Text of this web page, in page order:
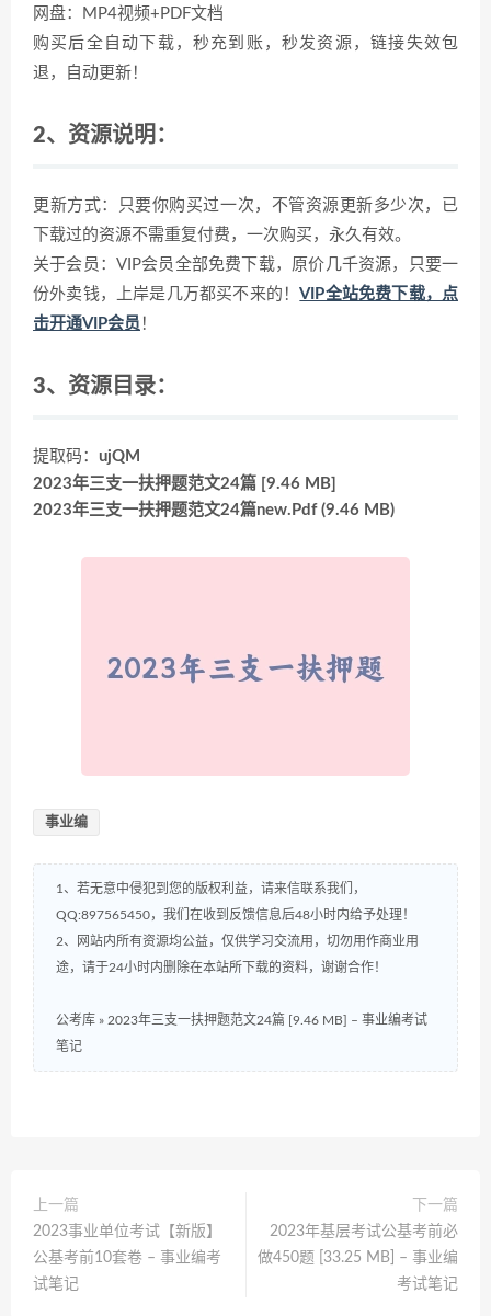
网盘：MP4视频+PDF文档
购买后全自动下载，秒充到账，秒发资源，链接失效包
退，自动更新！
2、资源说明：
更新方式：只要你购买过一次，不管资源更新多少次，已
下载过的资源不需重复付费，一次购买，永久有效。
关于会员：VIP会员全部免费下载，原价几千资源，只要一
份外卖钱，上岸是几万都买不来的！VIP全站免费下载，点
击开通VIP会员 ！
3、资源目录：
提取码： ujQM
2023年三支一扶押题范文24篇 [9.46 MB]
2023年三支一扶押题范文24篇new.Pdf (9.46 MB)
事业编
1、若无意中侵犯到您的版权利益，请来信联系我们，
QQ:897565450，我们在收到反馈信息后48小时内给予处理！
2、网站内所有资源均公益，仅供学习交流用，切勿用作商业用
途，请于24小时内删除在本站所下载的资料，谢谢合作！
公考库 » 2023年三支一扶押题范文24篇 [9.46 MB] – 事业编考试
笔记
上一篇
2023事业单位考试【新版】
公基考前10套卷 – 事业编考
试笔记
下一篇
2023年基层考试公基考前必
做450题 [33.25 MB] – 事业编
考试笔记